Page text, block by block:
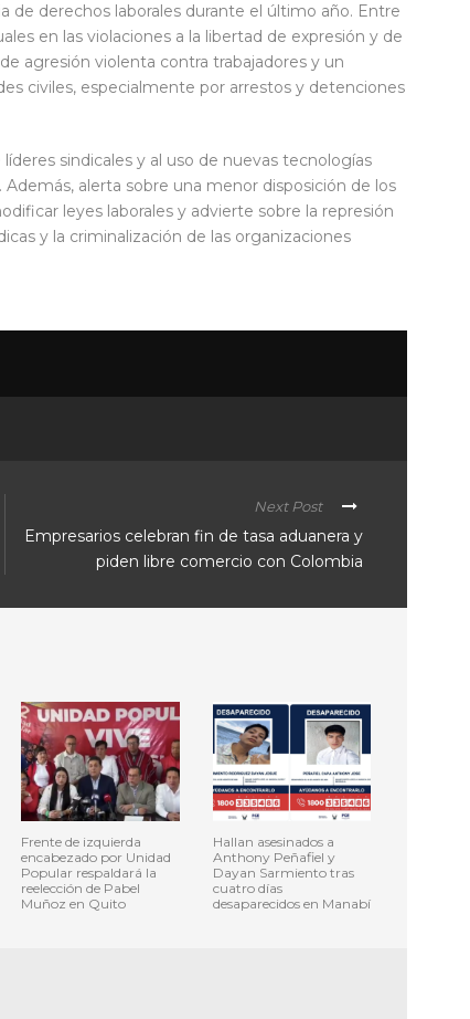
derechos laborales durante el último año. Entre
en las violaciones a la libertad de expresión y de
agresión violenta contra trabajadores y un
civiles, especialmente por arrestos y detenciones
sindicales y al uso de nuevas tecnologías
alerta sobre una menor disposición de los
leyes laborales y advierte sobre la represión
y la criminalización de las organizaciones
Next Post
Empresarios celebran fin de tasa aduanera y
piden libre comercio con Colombia
Frente de izquierda
encabezado por Unidad
Popular respaldará la
reelección de Pabel
Muñoz en Quito
Hallan asesinados a
Anthony Peñafiel y
Dayan Sarmiento tras
cuatro días
desaparecidos en Manabí